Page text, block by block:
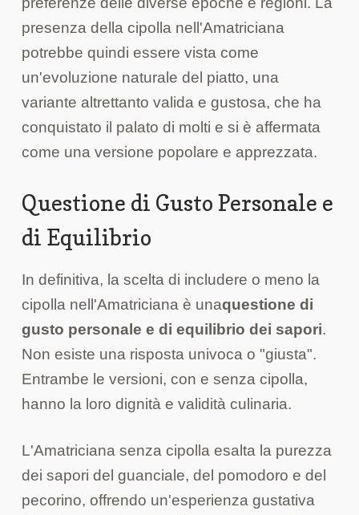
presenza della cipolla nell'Amatriciana
potrebbe quindi essere vista come
un'evoluzione naturale del piatto, una
variante altrettanto valida e gustosa, che ha
conquistato il palato di molti e si è affermata
come una versione popolare e apprezzata.
Questione di Gusto Personale e
di Equilibrio
In definitiva, la scelta di includere o meno la
cipolla nell'Amatriciana è unaquestione di
gusto personale e di equilibrio dei sapori.
Non esiste una risposta univoca o "giusta".
Entrambe le versioni, con e senza cipolla,
hanno la loro dignità e validità culinaria.
L'Amatriciana senza cipolla esalta la purezza
dei sapori del guanciale, del pomodoro e del
pecorino, offrendo un'esperienza gustativa